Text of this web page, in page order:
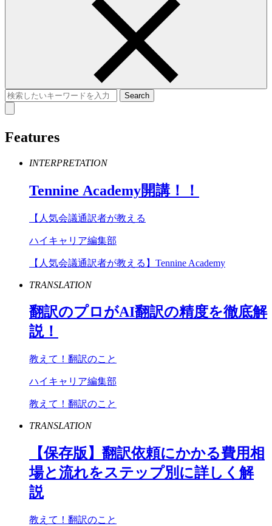
Features
INTERPRETATION
Tennine Academy開講！！
【人気会議通訳者が教える
ハイキャリア編集部
【人気会議通訳者が教える】Tennine Academy
TRANSLATION
翻訳のプロがAI翻訳の精度を徹底解
説！
教えて！翻訳のこと
ハイキャリア編集部
教えて！翻訳のこと
TRANSLATION
【保存版】翻訳依頼にかかる費用相
場と流れをステップ別に詳しく解
説
教えて！翻訳のこと